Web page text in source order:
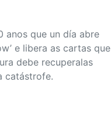
anos que un día abre
e libera as cartas que
debe recuperalas
catástrofe.